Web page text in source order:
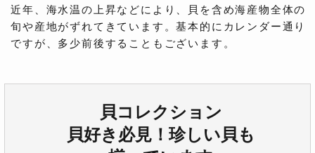
近年、海水温の上昇などにより、貝を含め海産物全体の
旬や産地がずれてきています。基本的にカレンダー通り
ですが、多少前後することもございます。
貝コレクション
貝好き必見！珍しい貝も